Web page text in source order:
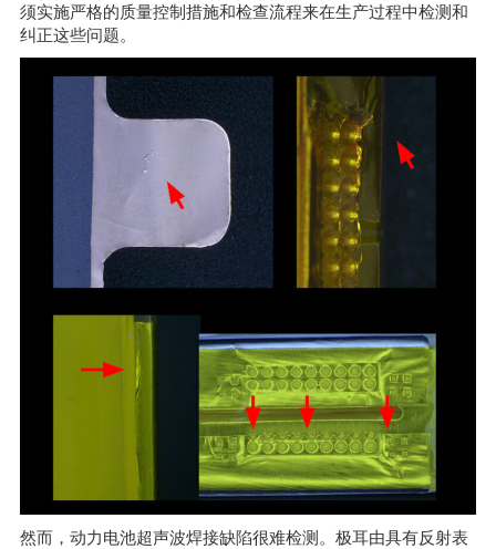
须实施严格的质量控制措施和检查流程来在生产过程中检测和
纠正这些问题。
然而，动力电池超声波焊接缺陷很难检测。极耳由具有反射表